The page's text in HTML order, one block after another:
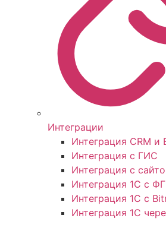
Интеграции
Интеграция CRM и
Интеграция с ГИС
Интеграция с
Интеграция 1С с
Интеграция 1С с
Интеграция 1С